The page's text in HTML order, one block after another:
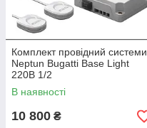
Комплект провідний системи
Neptun Bugatti Base Light
220В 1/2
В наявності
10 800 ₴